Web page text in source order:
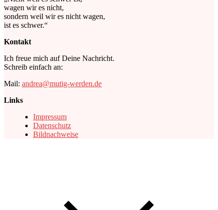
wagen wir es nicht,
sondern weil wir es nicht wagen,
ist es schwer.“
Kontakt
Ich freue mich auf Deine Nachricht.
Schreib einfach an:
Mail: andrea@mutig-werden.de
Links
Impressum
Datenschutz
Bildnachweise